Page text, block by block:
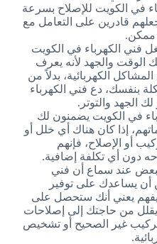
في الكويت للإصلاح بسرعة
قادرين على التعامل مع
ممكن.
فني الكهرباء في الكويت
الوقت والجهد لأنه يعرف
الكهربائية، بدلاً من
بنفسك، دع فني الكهرباء
الجهد والتوتر.
في الكويت يضمنون لك
إذا كان هناك أي خلل أو
أو الإصلاح، فإنهم
دون أي تكلفة إضافية.
عند سماع أن فني
أن يساعدك على توفير
يعني أنك ستحصل على
من حاجتك إلى إصلاحات
غير الصحيح أو تشخيص